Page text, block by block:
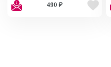
490 ₽